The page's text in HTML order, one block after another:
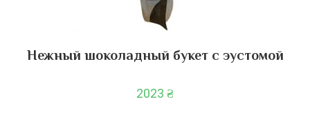
Нежный шоколадный букет с эустомой
2023 ₴